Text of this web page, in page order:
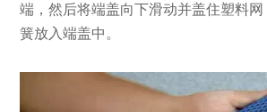
端，然后将端盖向下滑动并盖住塑料
簧放入端盖中。